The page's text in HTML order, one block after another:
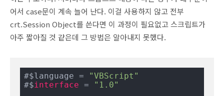
어서 case문이 계속 늘어 난다. 이걸 사용하지 않고 전부
crt.Session Object를 쓴다면 이 과정이 필요없고 스크립트가
아주 짧아질 것 같은데 그 방법은 알아내지 못했다.
#$language =
"VBScript"
#$interface =
"1.0"